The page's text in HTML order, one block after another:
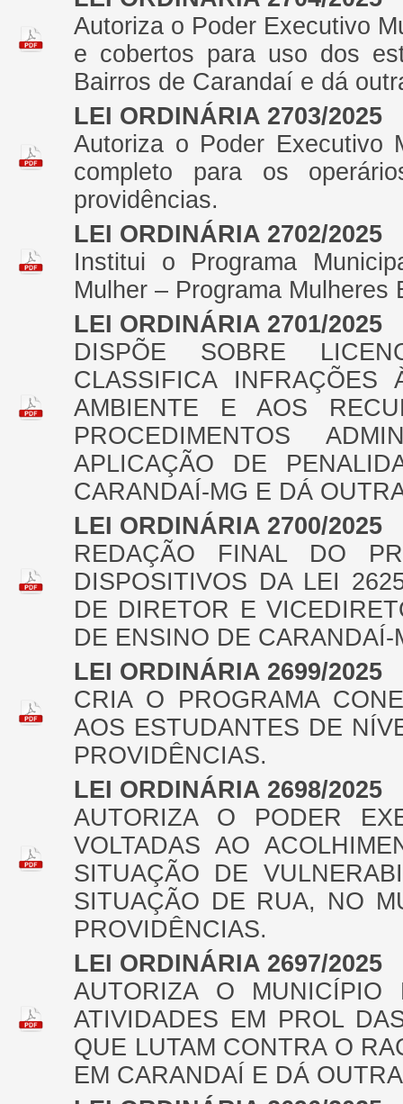
Autoriza o Poder Executivo
e cobertos para uso dos
Bairros de Carandaí e dá
LEI ORDINÁRIA 2703/2025
Autoriza o Poder Executivo
completo para os
providências.
LEI ORDINÁRIA 2702/2025
Institui o Programa
Mulher – Programa
LEI ORDINÁRIA 2701/2025
DISPÕE SOBRE
CLASSIFICA
AMBIENTE E AOS
PROCEDIMENTOS
APLICAÇÃO DE
CARANDAÍ-MG E DÁ
LEI ORDINÁRIA 2700/2025
REDAÇÃO FINAL DO
DISPOSITIVOS DA LEI
DE DIRETOR E
DE ENSINO DE CARANDAÍ-
LEI ORDINÁRIA 2699/2025
CRIA O PROGRAMA
AOS ESTUDANTES DE
PROVIDÊNCIAS.
LEI ORDINÁRIA 2698/2025
AUTORIZA O PODER
VOLTADAS AO
SITUAÇÃO DE
SITUAÇÃO DE RUA, NO
PROVIDÊNCIAS.
LEI ORDINÁRIA 2697/2025
AUTORIZA O
ATIVIDADES EM PROL
QUE LUTAM CONTRA O
EM CARANDAÍ E DÁ